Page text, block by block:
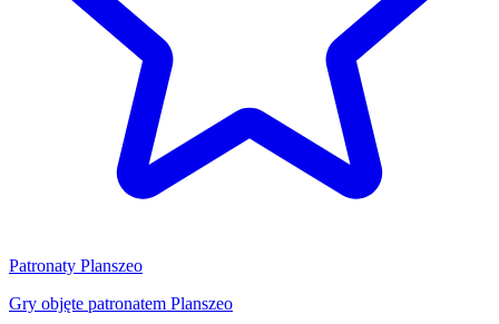
Patronaty Planszeo
Gry objęte patronatem Planszeo